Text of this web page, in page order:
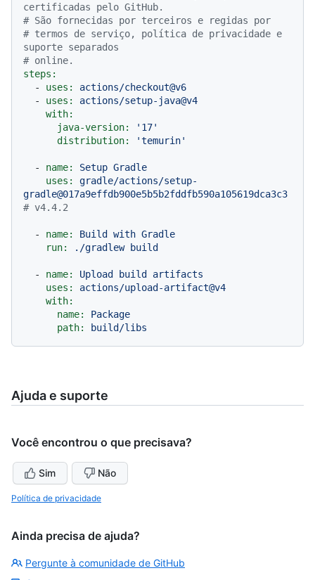
certificadas pelo GitHub.
# São fornecidas por terceiros e regidas por
# termos de serviço, política de privacidade e
suporte separados
# online.
steps:
-
uses:
actions/checkout@v6
-
uses:
actions/setup-java@v4
with:
java-version:
'17'
distribution:
'temurin'
- name: Setup Gradle
uses:
gradle/actions/setup-
gradle@017a9effdb900e5b5b2fddfb590a105619dca3c3
# v4.4.2
- name: Build with Gradle
run:
./gradlew build
- name: Upload build
artifacts
uses:
actions/upload-artifact@v4
with:
name:
Package
path:
build/libs
Ajuda e suporte
Você encontrou o que precisava?
Sim Não
Política de privacidade
Ainda precisa de ajuda?
Pergunte à comunidade de GitHub